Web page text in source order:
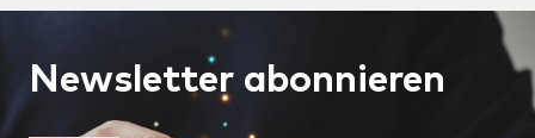
Newsletter abonnieren